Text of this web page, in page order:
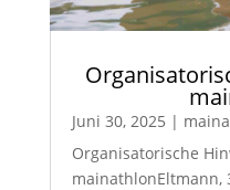
Juni 30, 2025 |
Organisatorische
mainathlonEltmann,